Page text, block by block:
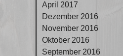
April 2017
Dezember 2016
November 2016
Oktober 2016
September 2016